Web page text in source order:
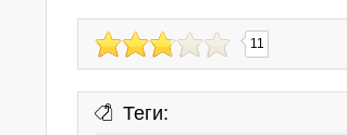
11
Теги: